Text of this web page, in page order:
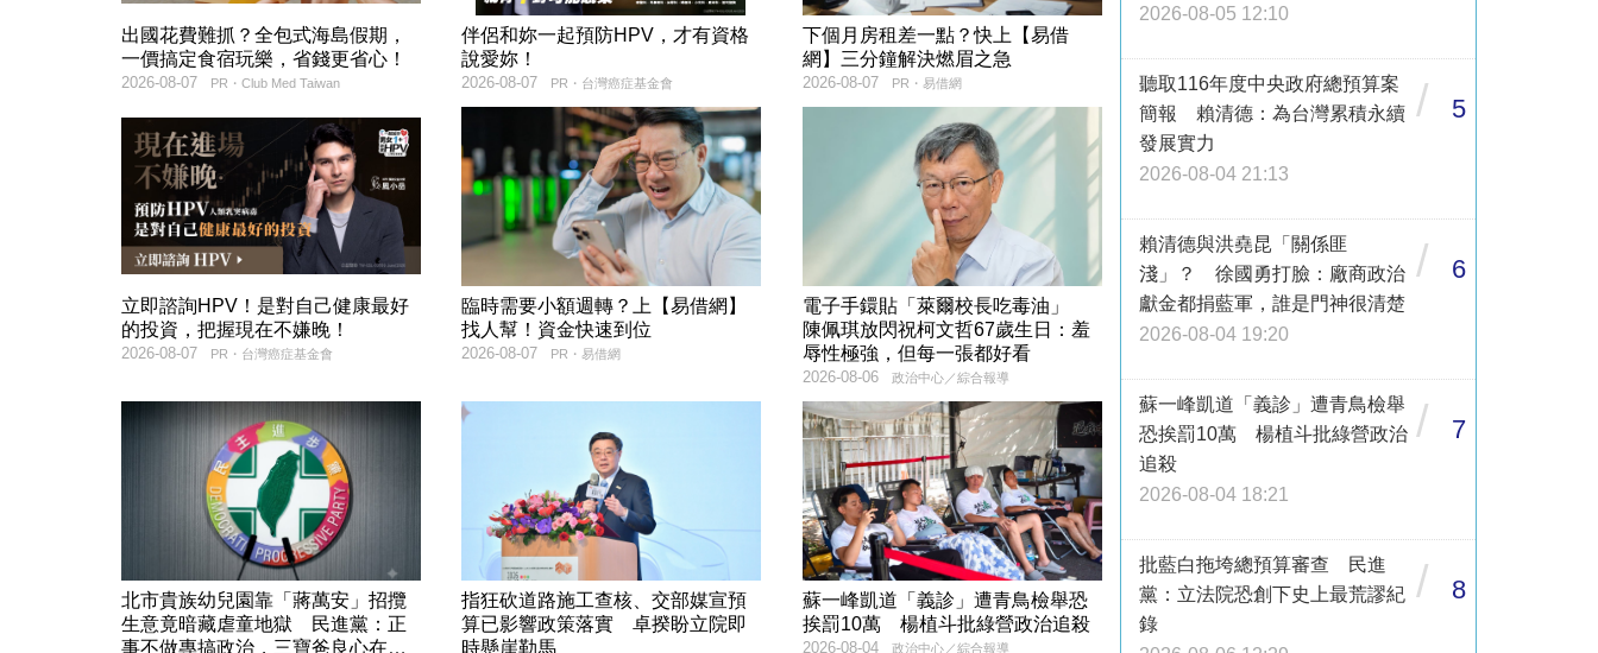
出國花費難抓？全包式海島假期，
一價搞定食宿玩樂，省錢更省心！
PR・Club Med Taiwan
2026-08-07
伴侶和妳一起預防HPV，才有資格
說愛妳！
PR・台灣癌症基金會
2026-08-07
下個月房租差一點？快上【易借
網】三分鐘解決燃眉之急
PR・易借網
2026-08-07
立即諮詢HPV！是對自己健康最好
的投資，把握現在不嫌晚！
PR・台灣癌症基金會
2026-08-07
臨時需要小額週轉？上【易借網】
找人幫！資金快速到位
PR・易借網
2026-08-07
電子手鐶貼「萊爾校長吃毒油」
陳佩琪放閃祝柯文哲67歲生日：羞
辱性極強，但每一張都好看
政治中心／綜合報導
2026-08-06
北市貴族幼兒園靠「蔣萬安」招攬
生意竟暗藏虐童地獄 民進黨：正
事不做專搞政治，三寶爸良心在
指狂砍道路施工查核、交部媒宣預
算已影響政策落實 卓揆盼立院即
時懸崖勒馬
蘇一峰凱道「義診」遭青鳥檢舉恐
挨罰10萬 楊植斗批綠營政治追殺
政治中心／綜合報導
2026-08-04
2026-08-05 12:10
聽取116年度中央政府總預算案
簡報 賴清德：為台灣累積永續
發展實力
2026-08-04 21:13
/ 5
賴清德與洪堯昆「關係匪
淺」？ 徐國勇打臉：廠商政治
獻金都捐藍軍，誰是門神很清楚
2026-08-04 19:20
/ 6
蘇一峰凱道「義診」遭青鳥檢舉
恐挨罰10萬 楊植斗批綠營政治
追殺
2026-08-04 18:21
/ 7
批藍白拖垮總預算審查 民進
黨：立法院恐創下史上最荒謬紀
錄
/ 8